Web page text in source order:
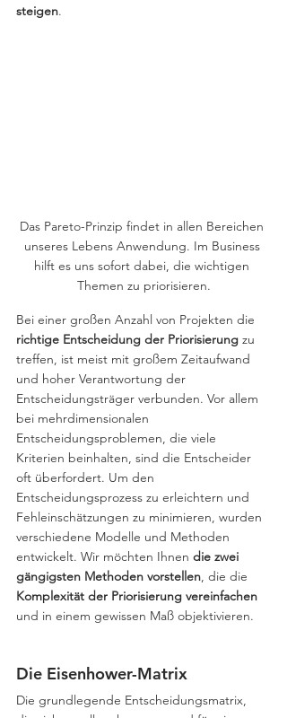
steigen.
Das Pareto-Prinzip findet in allen Bereichen
unseres Lebens Anwendung. Im Business
hilft es uns sofort dabei, die wichtigen
Themen zu priorisieren.
Bei einer großen Anzahl von Projekten die
richtige Entscheidung der Priorisierung zu
treffen, ist meist mit großem Zeitaufwand
und hoher Verantwortung der
Entscheidungsträger verbunden. Vor allem
bei mehrdimensionalen
Entscheidungsproblemen, die viele
Kriterien beinhalten, sind die Entscheider
oft überfordert. Um den
Entscheidungsprozess zu erleichtern und
Fehleinschätzungen zu minimieren, wurden
verschiedene Modelle und Methoden
entwickelt. Wir möchten Ihnen die zwei
gängigsten Methoden vorstellen, die die
Komplexität der Priorisierung vereinfachen
und in einem gewissen Maß objektivieren.
Die Eisenhower-Matrix
Die grundlegende Entscheidungsmatrix,